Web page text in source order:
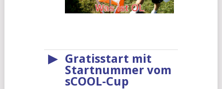
▶
Gratisstart mit
Startnummer vom
sCOOL-Cup